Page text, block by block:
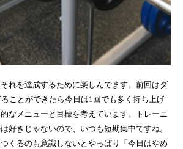
それを達成するために楽しんでます。前回はダ
ことができたら今日は1回でも多く持ち上げ
なメニューと目標を考えています。トレーニ
好きじゃないので、いつも短期集中ですね。
くるのも意識しないとやっぱり「今日はやめ